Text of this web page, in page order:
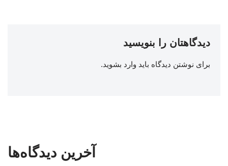
دیدگاهتان را بنویسید
برای نوشتن دیدگاه باید وارد بشوید.
آخرین دیدگاه‌ها